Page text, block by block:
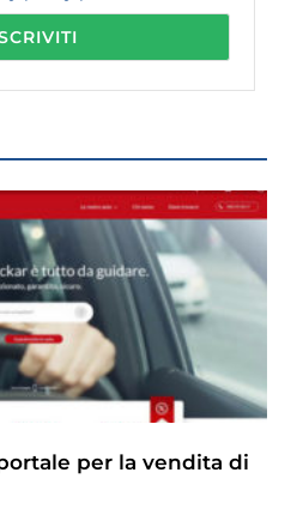
per la vendita di